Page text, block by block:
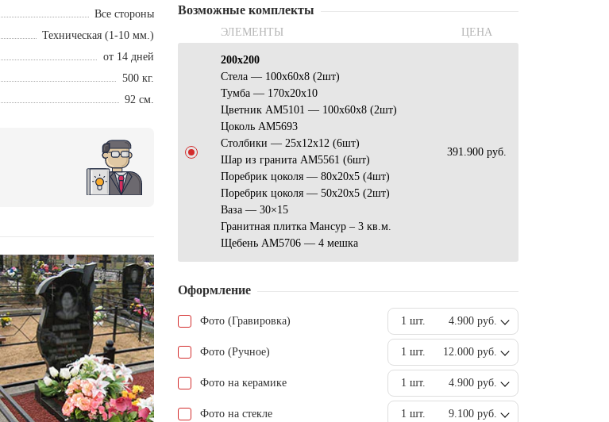
Все стороны
Техническая (1-10 мм.)
от 14 дней
500 кг.
92 см.
Возможные комплекты
ЭЛЕМЕНТЫ ЦЕНА
200х200
Стела — 100x60x8 (2шт)
Тумба — 170x20x10
Цветник АМ5101 — 100x60x8 (2шт)
Цоколь AM5693
Столбики — 25x12x12 (6шт)
Шар из гранита AM5561 (6шт)
Поребрик цоколя — 80x20x5 (4шт)
Поребрик цоколя — 50x20x5 (2шт)
Ваза — 30×15
Гранитная плитка Мансур – 3 кв.м.
Щебень AM5706 — 4 мешка
391.900 руб.
Оформление
Фото (Гравировка) 1 шт. 4.900 руб.
Фото (Ручное) 1 шт. 12.000 руб.
Фото на керамике 1 шт. 4.900 руб.
Фото на стекле 1 шт. 9.100 руб.